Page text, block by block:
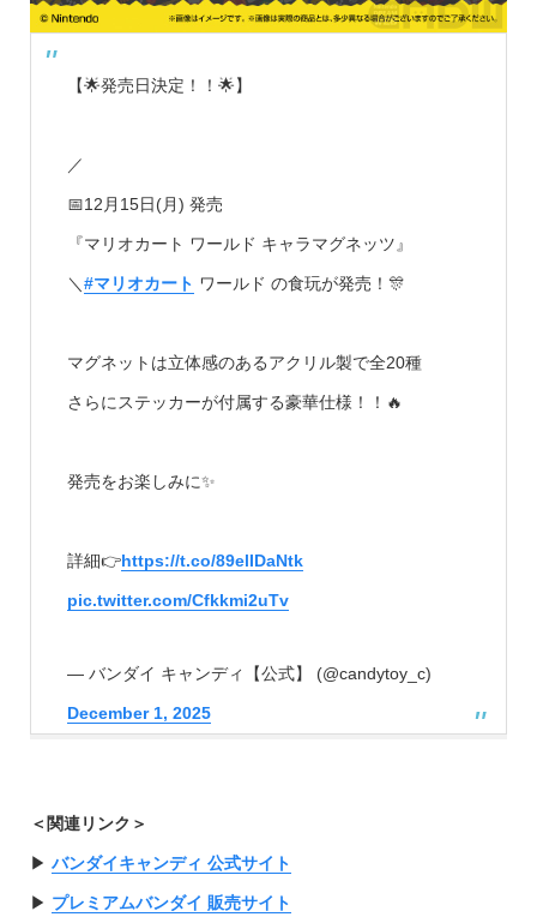
【🌟発売日決定！！🌟】
／
📅12月15日(月) 発売
『マリオカート ワールド キャラマグネッツ』
＼ #マリオカート ワールド の食玩が発売！🎊
マグネットは立体感のあるアクリル製で全20種
さらにステッカーが付属する豪華仕様！！🔥
発売をお楽しみに✨
詳細👉https://t.co/89elIDaNtk
pic.twitter.com/Cfkkmi2uTv
— バンダイ キャンディ【公式】 (@candytoy_c)
December 1, 2025
＜関連リンク＞
▶︎ バンダイキャンディ 公式サイト
▶︎ プレミアムバンダイ 販売サイト